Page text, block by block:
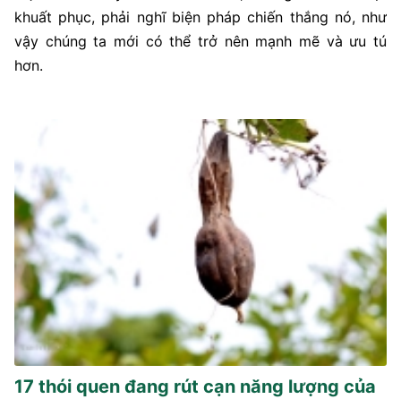
khuất phục, phải nghĩ biện pháp chiến thắng nó, như
vậy chúng ta mới có thể trở nên mạnh mẽ và ưu tú
hơn.
17 thói quen đang rút cạn năng lượng của